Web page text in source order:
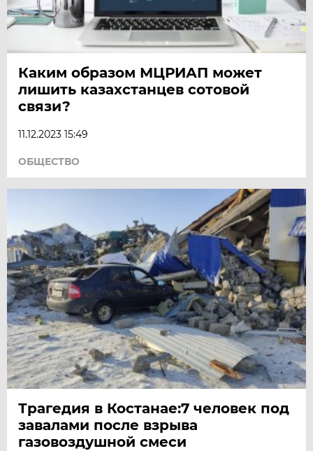
Каким образом МЦРИАП может
лишить казахстанцев сотовой
связи?
11.12.2023 15:49
ОБЩЕСТВО
Трагедия в Костанае:7 человек под
завалами после взрыва
газовоздушной смеси